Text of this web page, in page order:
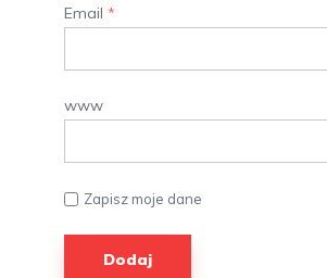
Email *
www
Zapisz moje dane